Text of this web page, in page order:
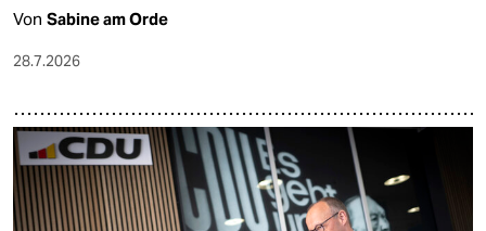
Von Sabine am Orde
28.7.2026